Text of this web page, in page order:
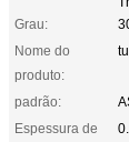
Grau:
Nome do
produto:
padrão:
Espessura de